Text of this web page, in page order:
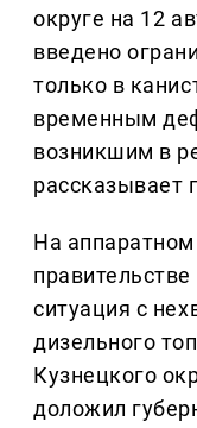
округе на 12
введено
только в
временным
возникшим в
рассказывает
На
ситуация с
дизельного
Кузнецкого
доложил